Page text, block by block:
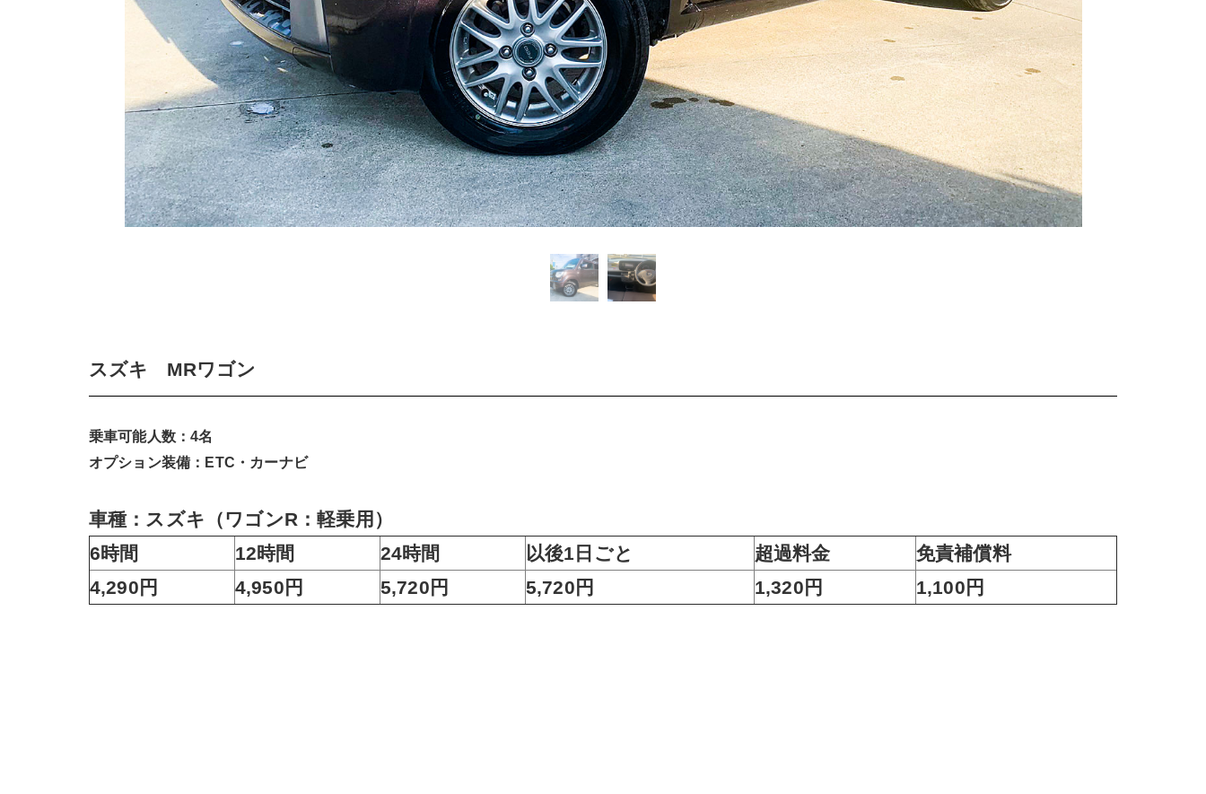
スズキ MRワゴン
乗車可能人数：4名
オプション装備：ETC・カーナビ
車種：スズキ（ワゴンR：軽乗用）
6時間
12時間 24時間 以後1日ごと 超過料金
免責補償料
4,290円
4,950円 5,720円 5,720円 1,320円 1,100円